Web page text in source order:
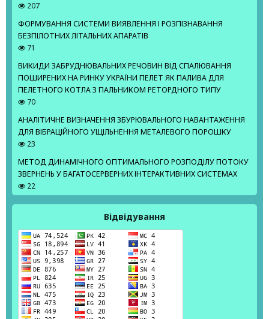
207
ФОРМУВАННЯ СИСТЕМИ ВИЯВЛЕННЯ І РОЗПІЗНАВАННЯ
БЕЗПІЛОТНИХ ЛІТАЛЬНИХ АПАРАТІВ
71
ВИКИДИ ЗАБРУДНЮВАЛЬНИХ РЕЧОВИН ВІД СПАЛЮВАННЯ
ПОШИРЕНИХ НА РИНКУ УКРАЇНИ ПЕЛЕТ ЯК ПАЛИВА ДЛЯ
ПЕЛЕТНОГО КОТЛА З ПАЛЬНИКОМ РЕТОРДНОГО ТИПУ
70
АНАЛІТИЧНЕ ВИЗНАЧЕННЯ ЗБУРЮВАЛЬНОГО НАВАНТАЖЕННЯ
ДЛЯ ВІБРАЦІЙНОГО УЩІЛЬНЕННЯ МЕТАЛЕВОГО ПОРОШКУ
23
МЕТОД ДИНАМІЧНОГО ОПТИМАЛЬНОГО РОЗПОДІЛУ ПОТОКУ
ЗВЕРНЕНЬ У БАГАТОСЕРВЕРНИХ ІНТЕРАКТИВНИХ СИСТЕМАХ
22
Відвідування